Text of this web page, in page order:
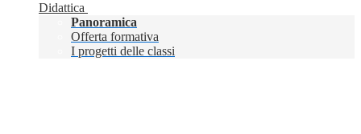
Didattica
Panoramica
Offerta formativa
I progetti delle classi